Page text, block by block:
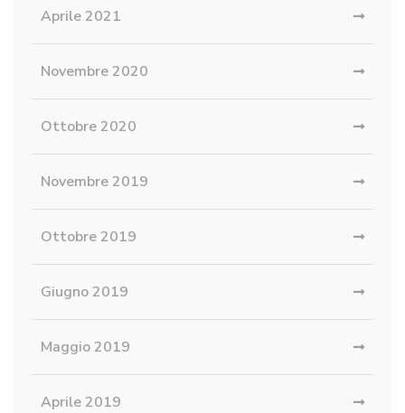
Aprile 2021
Novembre 2020
Ottobre 2020
Novembre 2019
Ottobre 2019
Giugno 2019
Maggio 2019
Aprile 2019